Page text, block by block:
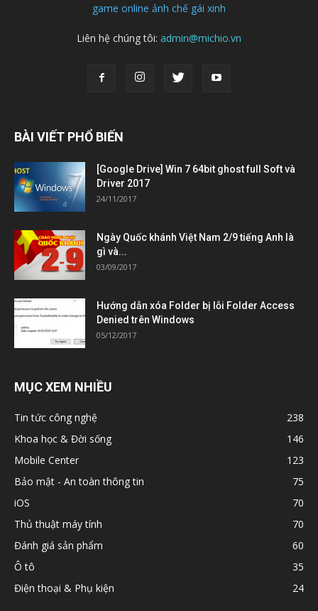
game online ảnh chế gái xinh
Liên hệ chúng tôi: admin@michio.vn
BÀI VIẾT PHỔ BIẾN
[Google Drive] Win 7 64bit ghost full Soft và
Driver 2017
24/11/2017
Ngày Quốc khánh Việt Nam 2/9 tiếng Anh là
gì và...
03/09/2017
Hướng dẫn xóa Folder bị lỗi Folder Access
Denied trên Windows
05/12/2017
MỤC XEM NHIỀU
Tin tức công nghệ
238
Khoa học & Đời sống
146
Mobile Center
123
Bảo mật - An toàn thông tin
75
iOS
70
Thủ thuật máy tính
70
Đánh giá sản phẩm
60
Ô tô
35
Điện thoại & Phụ kiện
24